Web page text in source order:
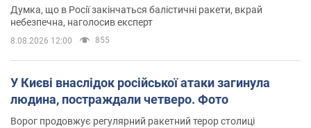
Думка, що в Росії закінчаться балістичні ракети, вкрай
небезпечна, наголосив експерт
8.08.2026 12:00 855
У Києві внаслідок російської атаки загинула
людина, постраждали четверо. Фото
Ворог продовжує регулярний ракетний терор столиці